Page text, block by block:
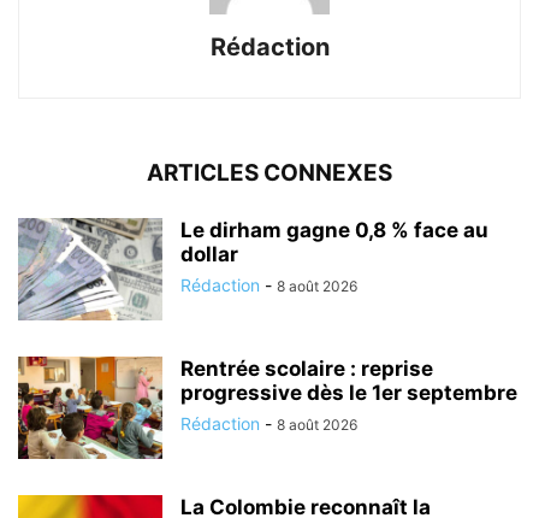
Rédaction
ARTICLES CONNEXES
Le dirham gagne 0,8 % face au
dollar
Rédaction - 8 août 2026
Rentrée scolaire : reprise
progressive dès le 1er septembre
Rédaction - 8 août 2026
La Colombie reconnaît la